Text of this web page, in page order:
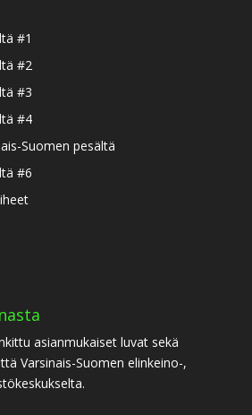
#1
#2
#3
#4
Suomen pesältä
#6
asianmukaiset luvat sekä
Varsinais-Suomen elinkeino-,